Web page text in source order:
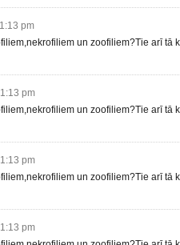
pm
un zoofiliem?Tie arī tā
pm
un zoofiliem?Tie arī tā
pm
un zoofiliem?Tie arī tā
pm